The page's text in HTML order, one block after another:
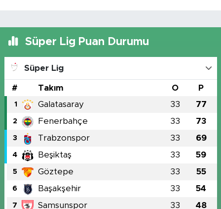
Süper Lig Puan Durumu
Süper Lig
# Takım O P
1 Galatasaray 33 77
2 Fenerbahçe 33 73
3 Trabzonspor 33 69
4 Beşiktaş 33 59
5 Göztepe 33 55
6 Başakşehir 33 54
7 Samsunspor 33 48